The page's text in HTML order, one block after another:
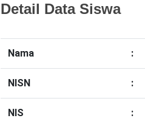
Detail Data Siswa
Nama :
NISN :
NIS :